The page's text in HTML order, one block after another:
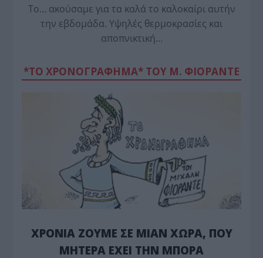
Το… ακούσαμε για τα καλά το καλοκαίρι αυτήν
την εβδομάδα. Υψηλές θερμοκρασίες και
αποπνικτική…
*ΤΟ ΧΡΟΝΟΓΡΑΦΗΜΑ* ΤΟΥ Μ. ΦΙΟΡΆΝΤΕ
ΧΡΟΝΙΑ ΖΟΥΜΕ ΣΕ ΜΙΑΝ ΧΩΡΑ, ΠΟΥ
ΜΗΤΕΡΑ ΕΧΕΙ ΤΗΝ ΜΠΟΡΑ